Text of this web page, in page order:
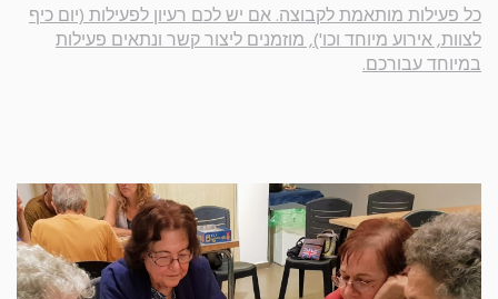
כל פעילות מותאמת לקבוצה. אם יש לכם רעיון לפעילות (יום כיף
לצוות, אירוע מיוחד וכו'), מוזמנים ליצור קשר ונתאים פעילות
במיוחד עבורכם.